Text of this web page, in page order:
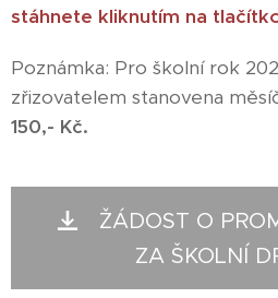
stáhnete kliknutím na
Poznámka: Pro školní rok
zřizovatelem stanovena
150,- Kč.
ŽÁDOST O
ZA ŠKOLNÍ